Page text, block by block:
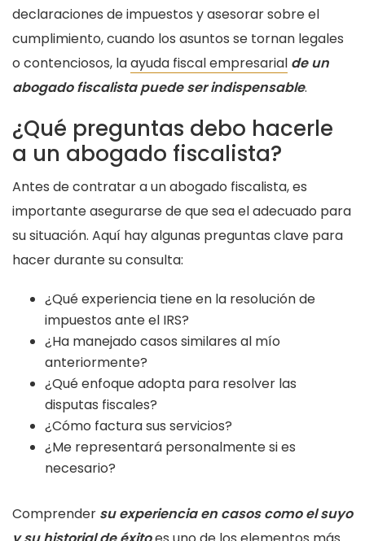
declaraciones de impuestos y asesorar sobre el
cumplimiento, cuando los asuntos se tornan legales
o contenciosos, laayuda fiscal empresarial de un
abogado fiscalista puede ser indispensable.
¿Qué preguntas debo hacerle
a un abogado fiscalista?
Antes de contratar a un abogado fiscalista, es
importante asegurarse de que sea el adecuado para
su situación. Aquí hay algunas preguntas clave para
hacer durante su consulta:
¿Qué experiencia tiene en la resolución de
impuestos ante el IRS?
¿Ha manejado casos similares al mío
anteriormente?
¿Qué enfoque adopta para resolver las
disputas fiscales?
¿Cómo factura sus servicios?
¿Me representará personalmente si es
necesario?
Comprender su experiencia en casos como el suyo